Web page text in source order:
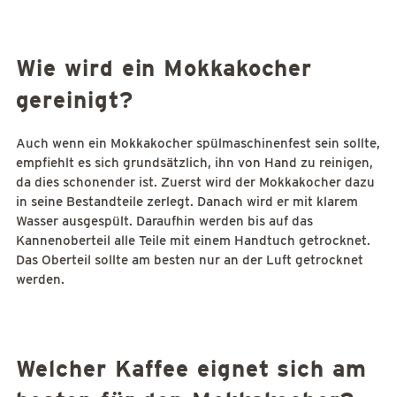
Wie wird ein Mokkakocher
gereinigt?
Auch wenn ein Mokkakocher spülmaschinenfest sein sollte,
empfiehlt es sich grundsätzlich, ihn von Hand zu reinigen,
da dies schonender ist. Zuerst wird der Mokkakocher dazu
in seine Bestandteile zerlegt. Danach wird er mit klarem
Wasser ausgespült. Daraufhin werden bis auf das
Kannenoberteil alle Teile mit einem Handtuch getrocknet.
Das Oberteil sollte am besten nur an der Luft getrocknet
werden.
Welcher Kaffee eignet sich am